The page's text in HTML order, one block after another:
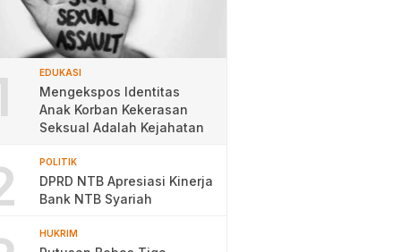
EDUKASI
Mengekspos Identitas
Anak Korban Kekerasan
Seksual Adalah Kejahatan
POLITIK
DPRD NTB Apresiasi Kinerja
Bank NTB Syariah
HUKRIM